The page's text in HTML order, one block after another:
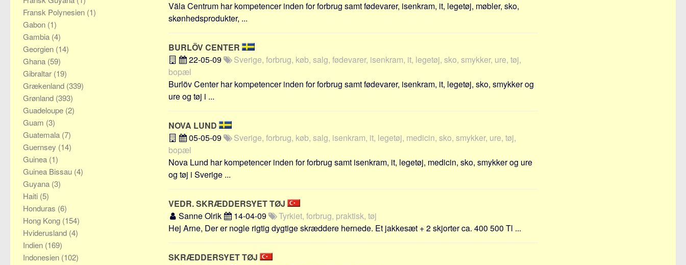
Väla Centrum har kompetencer inden for forbrug samt fødevarer, isenkram, it, legetøj, møbler, sko,
skønhedsprodukter, ...
BURLÖV CENTER
22-05-09
Sverige, forbrug, køb, salg, fødevarer, isenkram, it, legetøj, sko, smykker, ure, tøj,
bopæl
Burlöv Center har kompetencer inden for forbrug samt fødevarer, isenkram, it, legetøj, sko, smykker og
ure og tøj i ...
NOVA LUND
05-05-09
Sverige, forbrug, køb, salg, isenkram, it, legetøj, medicin, sko, smykker, ure, tøj,
bopæl
Nova Lund har kompetencer inden for forbrug samt isenkram, it, legetøj, medicin, sko, smykker og ure
og tøj i Sverige ...
VEDR. SKRÆDDERSYET TØJ
Sanne Olrik
14-04-09
Tyrkiet, forbrug, praktisk, tøj
Hej Arne, Der er nogle rigtig dygtige skræddere hernede. Et jakkesæt + 2 skjorter ca. 400 500 Tl ...
SKRÆDDERSYET TØJ
Fransk Polynesien (1)
Gabon (1)
Gambia (4)
Georgien (14)
Ghana (59)
Gibraltar (19)
Grækenland (339)
Grønland (393)
Guadeloupe (2)
Guam (3)
Guatemala (7)
Guernsey (14)
Guinea (1)
Guinea Bissau (4)
Guyana (3)
Haiti (5)
Honduras (6)
Hong Kong (154)
Hviderusland (4)
Indien (169)
Indonesien (102)